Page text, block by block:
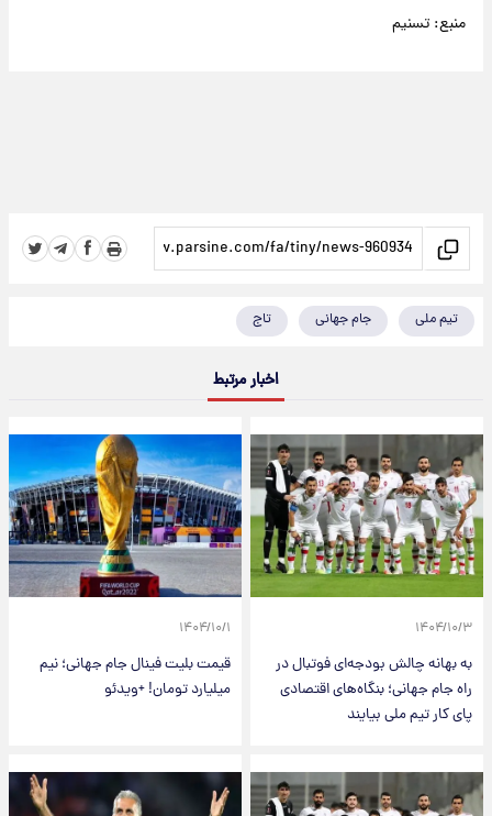
منبع: تسنیم
تیم ملی جام جهانی تاج
اخبار مرتبط
۱۴۰۴/۱۰/۳
به بهانه چالش بودجه‌ای فوتبال در
راه جام جهانی؛ بنگاه‌های اقتصادی
پای کار تیم ملی بیایند
۱۴۰۴/۱۰/۱
قیمت بلیت فینال جام جهانی؛ نیم
میلیارد تومان! +ویدئو